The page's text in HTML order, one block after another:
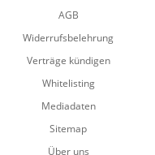
AGB
Widerrufsbelehrung
Verträge kündigen
Whitelisting
Mediadaten
Sitemap
Über uns